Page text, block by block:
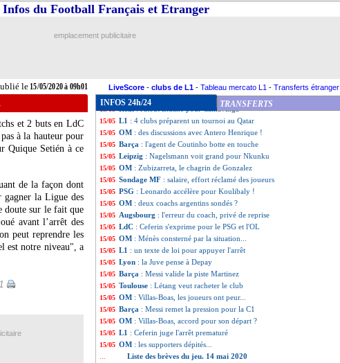
le15/05/2020 à 09h01
Infos du Football Français et Etranger
emplacement publicitaire
LiveScore - clubs de L1 - Tableau mercato L1 - Transferts étranger
et 2 buts en LdC
à la hauteur pour
Quique Setién à ce
de la façon dont
gagner la Ligue des
doute sur le fait que
avant l’arrêt des
peut reprendre les
est notre niveau", a
INFOS 24h/24 TRANSFERTS
15/05 PSG: futur de Neymar, l'avis de Felipe Melo
15/05 Real: un départ libre pour Bale ?
15/05 Nantes
15/05 Barça: Todibo prêt à rester à Schalke
15/05 OM: Séville fait de Sarr une priorité
: l'atout Zidane pour Camavinga
15/05 L1 : 4 clubs préparent un tournoi au Qatar
15/05 OM : des discussions avec Antero Henrique !
15/05 Barça : l'agent de Coutinho botte en touche
15/05 Leipzig : Nagelsmann voit grand pour Nkunku
15/05 OM : Zubizarreta, le chagrin de Gonzalez
15/05 Sondage MF : salaire, effort réclamé des joueurs
15/05 PSG : Leonardo accélère pour Koulibaly !
15/05 OM : deux coachs argentins sondés ?
15/05 Augsbourg : l'erreur du coach, privé de reprise
15/05 LdC : Ceferin s'exprime pour le PSG et l'OL
15/05 OM : Ménès consterné par la situation...
15/05 L1 : un texte de loi pour appuyer l'arrêt
15/05 Lyon : la Juve pense à Depay
15/05 Barça : Messi valide la piste Martinez
15/05 Toulouse : Létang veut racheter le club
15/05 OM : Villas-Boas, les joueurs ont peur...
15/05 Barça : Messi remet la pression pour la C1
15/05 OM : Villas-Boas, accord pour son départ ?
15/05 L1 : Ceferin juge l'arrêt prematuré
15/05 OM : les supporters dépités...
Liste des brèves du jeu. 14 mai 2020